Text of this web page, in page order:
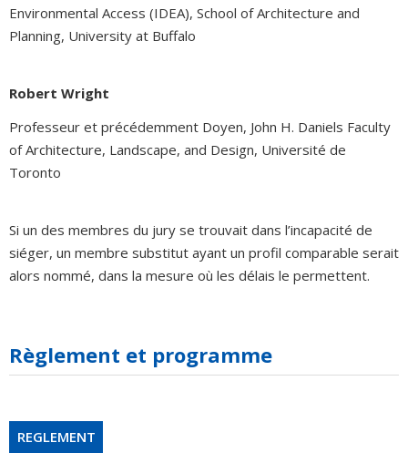
Environmental Access (IDEA), School of Architecture and
Planning, University at Buffalo
Robert Wright
Professeur et précédemment Doyen, John H. Daniels Faculty
of Architecture, Landscape, and Design, Université de
Toronto
Si un des membres du jury se trouvait dans l’incapacité de
siéger, un membre substitut ayant un profil comparable serait
alors nommé, dans la mesure où les délais le permettent.
Règlement et programme
REGLEMENT